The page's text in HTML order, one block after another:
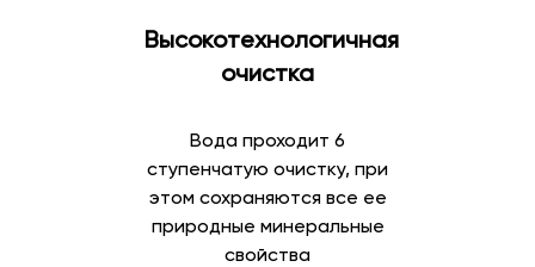
Высокотехнологичная
очистка
Вода проходит 6
ступенчатую очистку, при
этом сохраняются все ее
природные минеральные
свойства